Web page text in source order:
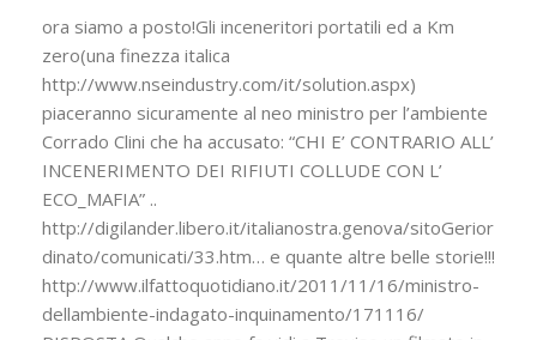
ora siamo a posto!Gli inceneritori portatili ed a Km
zero(una finezza italica
http://www.nseindustry.com/it/solution.aspx)
piaceranno sicuramente al neo ministro per l’ambiente
Corrado Clini che ha accusato: “CHI E’ CONTRARIO ALL’
INCENERIMENTO DEI RIFIUTI COLLUDE CON L’
ECO_MAFIA” ..
http://digilander.libero.it/italianostra.genova/sitoGerior
dinato/comunicati/33.htm… e quante altre belle storie!!!
http://www.ilfattoquotidiano.it/2011/11/16/ministro-
dellambiente-indagato-inquinamento/171116/